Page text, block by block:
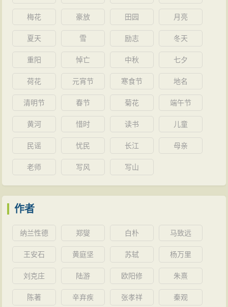
梅花 豪放 田园 月亮
夏天 雪 励志 冬天
重阳 悼亡 中秋 七夕
荷花 元宵节 寒食节 地名
清明节 春节 菊花 端午节
黄河 惜时 读书 儿童
民谣 忧民 长江 母亲
老师 写风 写山
作者
纳兰性德 郑燮 白朴 马致远
王安石 黄庭坚 苏轼 杨万里
刘克庄 陆游 欧阳修 朱熹
陈著 辛弃疾 张孝祥 秦观